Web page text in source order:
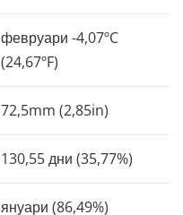
февруари -4,07ºC
(24,67ºF)
72,5mm (2,85in)
130,55 дни (35,77%)
януари (86,49%)